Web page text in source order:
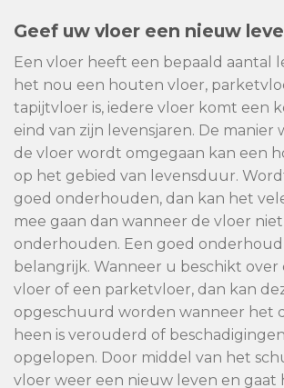
Geef uw vloer een nieuw
Een vloer heeft een bepaald aantal
het nou een houten vloer,
tapijtvloer is, iedere vloer komt een
eind van zijn levensjaren. De manier
de vloer wordt omgegaan kan een
op het gebied van levensduur.
goed onderhouden, dan kan het
mee gaan dan wanneer de vloer
onderhouden. Een goed onderhoud
belangrijk. Wanneer u beschikt
vloer of een parketvloer, dan kan
opgeschuurd worden wanneer het
heen is verouderd of
opgelopen. Door middel van het
vloer weer een nieuw leven en